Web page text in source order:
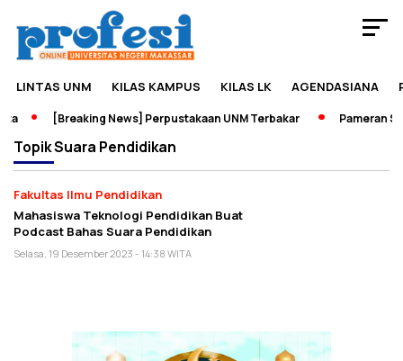
LINTAS UNM KILAS KAMPUS KILAS LK AGENDASIANA
[Breaking News] Perpustakaan UNM Terbakar Pameran
TopikSuara Pendidikan
Fakultas Ilmu Pendidikan
Mahasiswa Teknologi Pendidikan Buat
Podcast Bahas Suara Pendidikan
Selasa, 19 Desember 2023 - 14:38 WITA